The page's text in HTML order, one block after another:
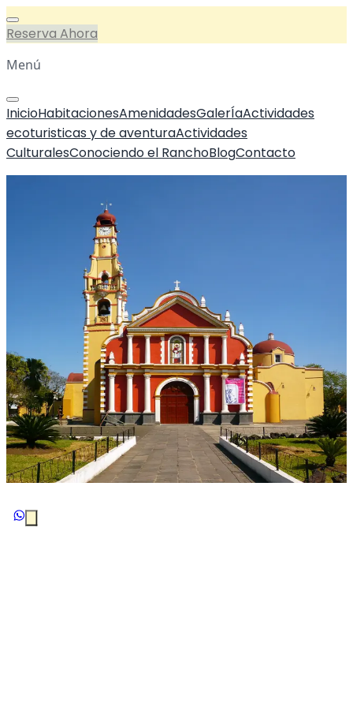
Reserva Ahora
Menú
InicioHabitacionesAmenidadesGalerÍaActividades
ecoturisticas y de aventuraActividades
CulturalesConociendo el RanchoBlogContacto
Santa Ana Tlapacoyan, Veracruz
Santa Ana Tlapacoyan, Veracruz
Fecha de publicacion:Sin fecha de publicacion
Ver imagen
Santa Ana Tlapacoyan, en la Sierra de Huayacocotla,
se distingue por su diversidad geográfica y cultural. Sus
montañas, ríos y comunidades indígenas resaltan en
un entorno de gran belleza natural, hogar de variadas
especies de flora y fauna que enriquecen la región.